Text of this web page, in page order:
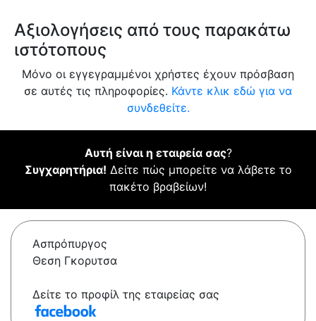
Αξιολογήσεις από τους παρακάτω
ιστότοπους
Μόνο οι εγγεγραμμένοι χρήστες έχουν πρόσβαση
σε αυτές τις πληροφορίες. Κάντε κλικ εδώ για να
συνδεθείτε.
Αυτή είναι η εταιρεία σας?
Συγχαρητήρια! Δείτε πώς μπορείτε να λάβετε το
πακέτο βραβείων!
Ασπρόπυργος
Θεση Γκορυτσα
Δείτε το προφίλ της εταιρείας σας